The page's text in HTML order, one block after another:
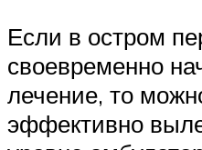
Если в остром
своевременно
лечение, то
эффективно